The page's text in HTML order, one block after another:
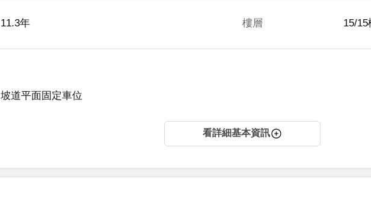
11.3年 樓層 15/15
坡道平面固定車位
看詳細基本資訊